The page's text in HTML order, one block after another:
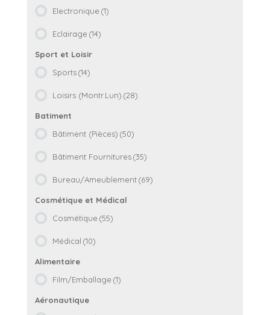
Electronique (1)
Eclairage (14)
Sports (14)
Loisirs (Montr.Lun) (28)
Bâtiment (Pièces) (50)
Bâtiment Fournitures (35)
Bureau/Ameublement (69)
Cosmétique (55)
Médical (10)
Film/Emballage (1)